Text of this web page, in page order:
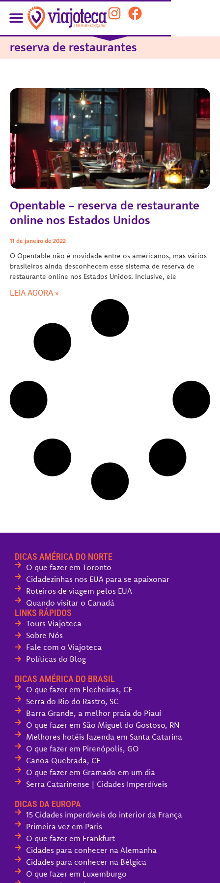
reserva de restaurantes
Opentable – reserva de restaurante
online nos Estados Unidos
11 de janeiro de 2022
O Opentable não é novidade entre os americanos, mas vários
brasileiros ainda desconhecem esse sistema de reserva de
restaurante online nos Estados Unidos. Inclusive, ele
LEIA AGORA »
DICAS AMÉRICA DO NORTE
O que fazer em Toronto
Cidadezinhas nos EUA para se apaixonar
Roteiros de viagem pelos EUA
Quando visitar o Canadá
LINKS RÁPIDOS
Tours Viajoteca
Sobre Nós
Fale com o Viajoteca
Políticas do Blog
DICAS AMÉRICA DO BRASIL
O que fazer em Flecheiras, CE
Serra do Rio do Rastro, SC
Barra Grande, a melhor praia do Piauí
O que fazer em São Miguel do Gostoso, RN
Melhores hotéis fazenda em Santa Catarina
O que fazer em Pirenópolis, GO
Canoa Quebrada, CE
O que fazer em Gramado em um dia
Serra Catarinense | Cidades Imperdíveis
DICAS DA EUROPA
15 Cidades imperdíveis do interior da França
Primeira vez em Paris
O que fazer em Frankfurt
Cidades para conhecer na Alemanha
Cidades para conhecer na Bélgica
O que fazer em Luxemburgo